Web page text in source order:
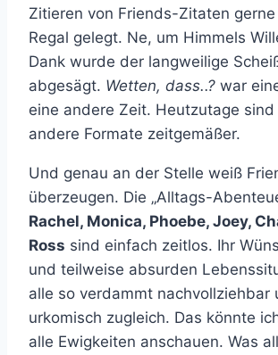
Zitieren von Friends-Zitaten
Regal gelegt. Ne, um Himmels
Dank wurde der langweilige
abgesägt. Wetten, dass..? war
eine andere Zeit. Heutzutage sind
andere Formate zeitgemäßer.
Und genau an der Stelle weiß
überzeugen. Die „Alltags-
Rachel, Monica, Phoebe, Joey,
Ross sind einfach zeitlos. Ihr
und teilweise absurden
alle so verdammt nachvollziehbar
urkomisch zugleich. Das könnte
alle Ewigkeiten anschauen. Was